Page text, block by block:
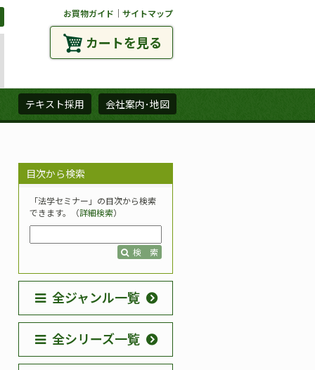
お買物ガイド ｜ サイトマップ
カートを見る
テキスト採用 会社案内･地図
目次から検索
「法学セミナー」の目次から検索
できます。（詳細検索）
検 索
全ジャンル一覧
全シリーズ一覧